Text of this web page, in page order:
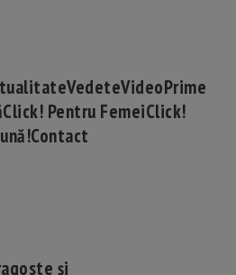
VedeteVideoPrime
Click! Pentru FemeiClick!
Contact
și